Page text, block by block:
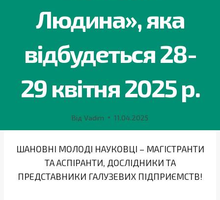
Людина», яка
відбудеться 28-
29 квітня 2025 р.
Від Vadim 11.04.2025
ШАНОВНІ МОЛОДІ НАУКОВЦІ – МАГІСТРАНТИ
ТА АСПІРАНТИ, ДОСЛІДНИКИ ТА
ПРЕДСТАВНИКИ ГАЛУЗЕВИХ ПІДПРИЄМСТВ!